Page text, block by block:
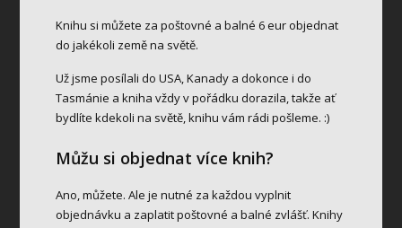
Knihu si můžete za poštovné a balné 6 eur objednat
do jakékoli země na světě.
Už jsme posílali do USA, Kanady a dokonce i do
Tasmánie a kniha vždy v pořádku dorazila, takže ať
bydlíte kdekoli na světě, knihu vám rádi pošleme. :)
Můžu si objednat více knih?
Ano, můžete. Ale je nutné za každou vyplnit
objednávku a zaplatit poštovné a balné zvlášť. Knihy